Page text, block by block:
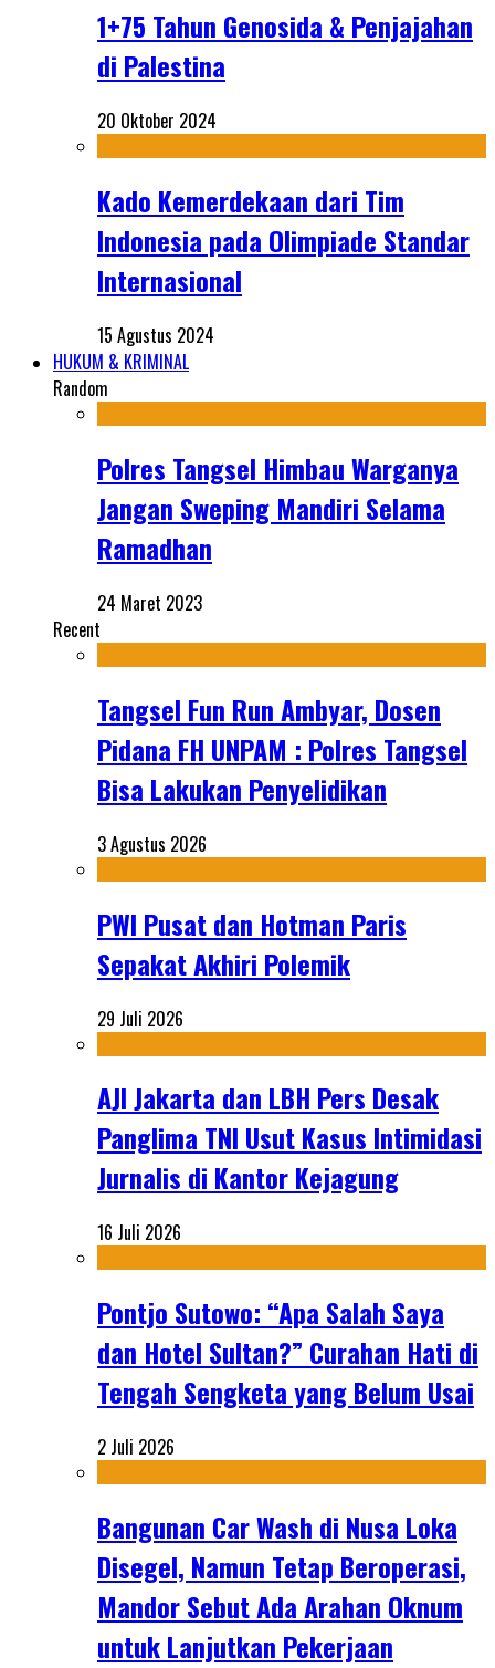
1+75 Tahun Genosida & Penjajahan
di Palestina
20 Oktober 2024
Kado Kemerdekaan dari Tim
Indonesia pada Olimpiade Standar
Internasional
15 Agustus 2024
HUKUM & KRIMINAL
Random
Polres Tangsel Himbau Warganya
Jangan Sweping Mandiri Selama
Ramadhan
24 Maret 2023
Recent
Tangsel Fun Run Ambyar, Dosen
Pidana FH UNPAM : Polres Tangsel
Bisa Lakukan Penyelidikan
3 Agustus 2026
PWI Pusat dan Hotman Paris
Sepakat Akhiri Polemik
29 Juli 2026
AJI Jakarta dan LBH Pers Desak
Panglima TNI Usut Kasus Intimidasi
Jurnalis di Kantor Kejagung
16 Juli 2026
Pontjo Sutowo: “Apa Salah Saya
dan Hotel Sultan?” Curahan Hati di
Tengah Sengketa yang Belum Usai
2 Juli 2026
Bangunan Car Wash di Nusa Loka
Disegel, Namun Tetap Beroperasi,
Mandor Sebut Ada Arahan Oknum
untuk Lanjutkan Pekerjaan